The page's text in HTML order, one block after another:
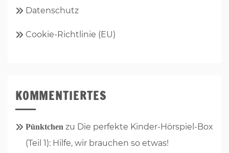
Datenschutz
Cookie-Richtlinie (EU)
KOMMENTIERTES
Pünktchen zu Die perfekte Kinder-Hörspiel-Box
(Teil 1): Hilfe, wir brauchen so etwas!